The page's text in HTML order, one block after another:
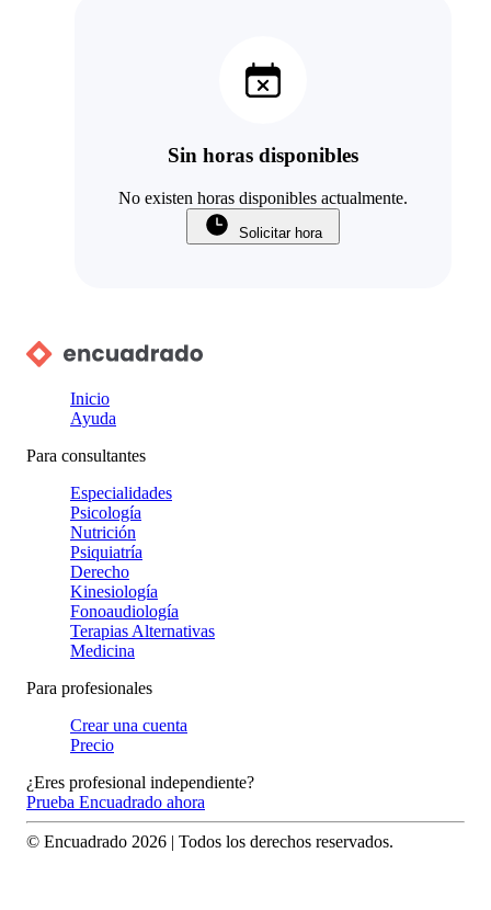
Sin horas disponibles
No existen horas disponibles actualmente.
Solicitar hora
Inicio
Ayuda
Para consultantes
Especialidades
Psicología
Nutrición
Psiquiatría
Derecho
Kinesiología
Fonoaudiología
Terapias Alternativas
Medicina
Para profesionales
Crear una cuenta
Precio
¿Eres profesional independiente?
Prueba Encuadrado ahora
© Encuadrado 2026 | Todos los derechos reservados.